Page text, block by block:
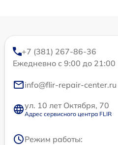
+7 (381) 267-86-36
Ежедневно с 9:00 до 21:00
info@flir-repair-center.ru
ул. 10 лет Октября, 70
Адрес сервисного центра FLIR
Режим работы: